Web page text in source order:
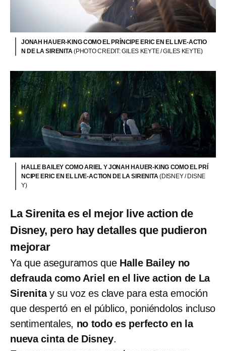
JONAH HAUER-KING COMO EL PRÍNCIPE ERIC EN EL LIVE-ACTIO
N DE LA SIRENITA(PHOTO CREDIT: GILES KEYTE / GILES KEYTE)
HALLE BAILEY COMO ARIEL Y JONAH HAUER-KING COMO EL PRÍ
NCIPE ERIC EN EL LIVE-ACTION DE LA SIRENITA(DISNEY / DISNE
Y)
La Sirenita es el mejor live action de
Disney, pero hay detalles que pudieron
mejorar
Ya que aseguramos que Halle Bailey no
defrauda como Ariel en el live action de La
Sirenitay su voz es clave para esta emoción
que despertó en el público, poniéndolos incluso
sentimentales, no todo es perfecto en la
nueva cinta de Disney.